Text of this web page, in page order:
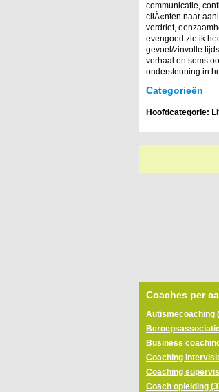
communicatie,
cliÃ«nten naar
verdriet,
evengoed zie ik
gevoel/zinvolle
verhaal en soms
ondersteuning in
Categorieën
Hoofdcategorie:
Coaches per
Autismecoaching
Business
Coaching
Coaching
Coach opleiding